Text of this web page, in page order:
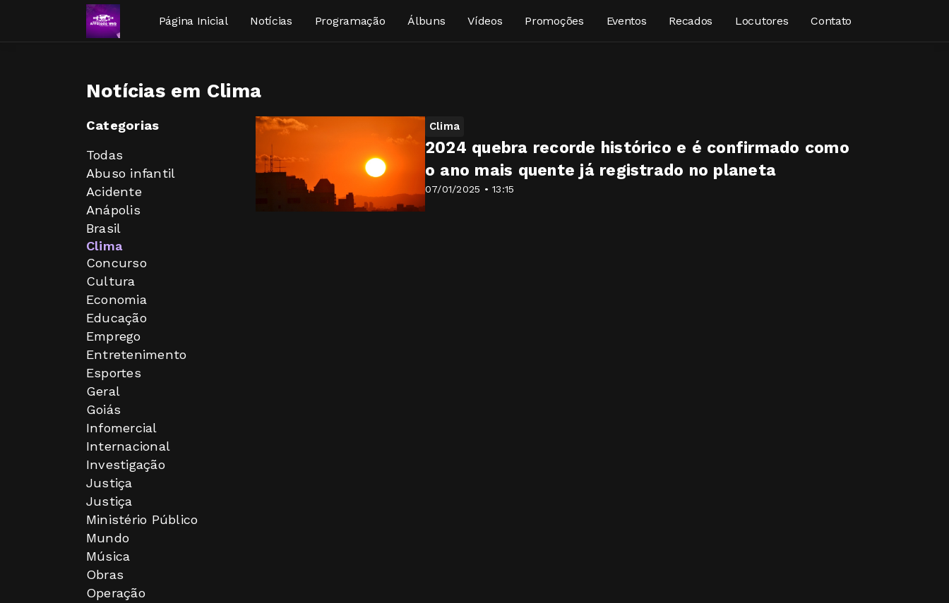
Página Inicial Notícias Programação Álbuns Vídeos Promoções Eventos Recados Locutores Contato
Notícias em Clima
Categorias
Todas
Abuso infantil
Acidente
Anápolis
Brasil
Clima
Concurso
Cultura
Economia
Educação
Emprego
Entretenimento
Esportes
Geral
Goiás
Infomercial
Internacional
Investigação
Justiça
Justiça
Ministério Público
Mundo
Música
Obras
Operação
Clima
07/01/2025 • 13:15
2024 quebra recorde histórico e é confirmado como
o ano mais quente já registrado no planeta